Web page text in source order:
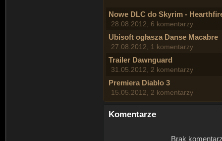
Nowe DLC do Skyrim -
28.08.2012, 6 komentarzy
Ubisoft ogłasza Danse Macabre
27.08.2012, 1 komentarzy
Trailer Dawnguard
31.05.2012, 2 komentarzy
Premiera Diablo 3
15.05.2012, 2 komentarzy
Komentarze
Brak